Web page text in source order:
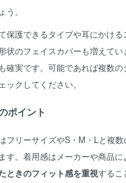
う。
保護できるタイプや耳にかけ
状のフェイスカバーも増えて
確実です。可能であれば複数の
ックしてください。
ポイント
フリーサイズやS・M・Lと複
す。着用感はメーカーや商品に
ときのフィット感を重視するこ